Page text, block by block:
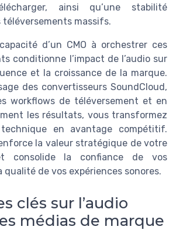
ainsi qu’une stabilité
téléversements massifs.
d’un CMO à orchestrer ces
conditionne l’impact de l’audio sur
et la croissance de la marque.
des convertisseurs SoundCloud,
workflows de téléversement et en
les résultats, vous transformez
en avantage compétitif.
la valeur stratégique de votre
consolide la confiance de vos
qualité de vos expériences sonores.
clés sur l’audio
médias de marque